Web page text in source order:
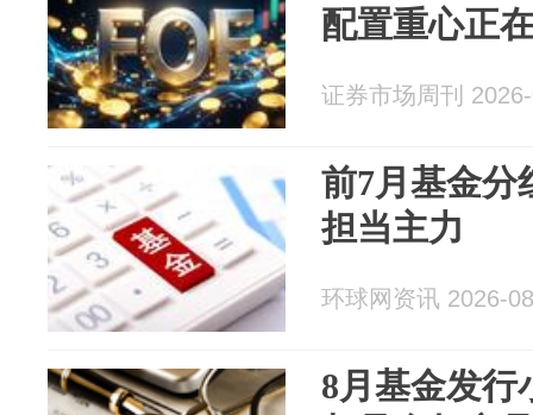
配置重心正
证券市场周刊
前7月基金分
担当主力
环球网资讯 2026-
8月基金发行